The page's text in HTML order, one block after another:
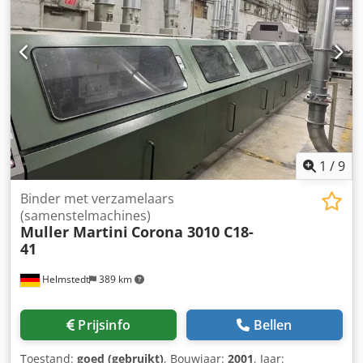
Operationele prestaties: mechanische capaciteit: tot 3.900
cycli per uur (of ongeveer 65 cycli per minuut). Invoer en
rotatie: voorzien van een ingebouwd draaimechanisme dat
de stapels voorzichtig kan draaien. Crsdpfjzphl Rsx Alasf
1 /9
Helmstedt 389 km
Binder met verzamelaars
(samenstelmachines)
Muller Martini Corona 3010 C18-
41
Prijsinfo Bellen
Toestand: goed (gebruikt), Bouwjaar: 2001, Jaar: